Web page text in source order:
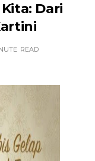
Dari
READ